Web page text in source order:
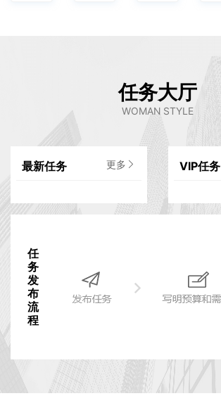
任务大厅
WOMAN STYLE
最新任务 更多 VIP任务
任
务
发
布
流
程